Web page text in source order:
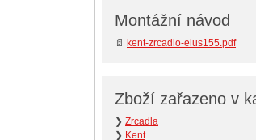
Montážní návod
📄 kent-zrcadlo-elus155.pdf
Zboží zařazeno v
❯ Zrcadla
❯ Kent